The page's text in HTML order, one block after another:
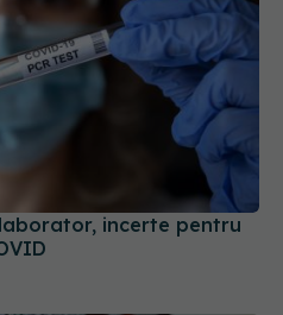
incerte pentru